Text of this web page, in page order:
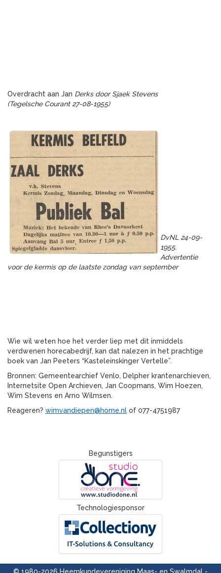
Overdracht aan Jan Derks door Sjaek Stevens
(Tegelsche Courant 27-08-1955)
DvNL 24-09-
1955.
Advertentie
voor de kermis op de laatste zondag van september
Wie wil weten hoe het verder liep met dit inmiddels
verdwenen horecabedrijf, kan dat nalezen in het prachtige
boek van Jan Peeters “Kasteleinskinger Vertelle”.
Bronnen: Gemeentearchief Venlo, Delpher krantenarchieven,
Internetsite Open Archieven, Jan Coopmans, Wim Hoezen,
Wim Stevens en Arno Wilmsen.
Reageren? wimvandiepen@home.nl of 077-4751987
Begunstigers
Technologiesponsor